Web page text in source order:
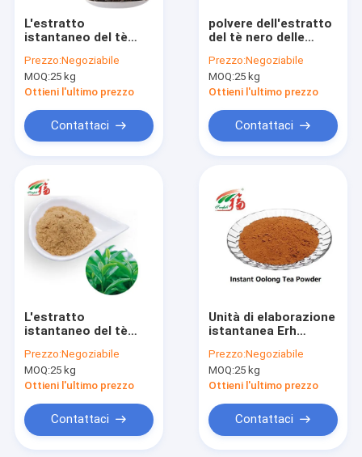
Prodotti
Circa noi
Giro della fabbrica
Richieda una citazione
Estratto di erbe della pianta
L'estratto
istantaneo del tè
elaborazione-Erh
spolverizza i
polifenoli di 20% per
Prezzo:Negoziabile
MOQ:25 kg
Ottieni l'ultimo prezzo
Contattaci
polvere dell'estratto
del tè nero delle
20% per
l'abbassamento della
lipemia
Prezzo:Negoziabile
MOQ:25 kg
Ottieni l'ultimo prezzo
Contattaci
L'estratto
istantaneo del tè
Oolong spolverizza i
polifenoli di 20% per
la bevanda
Prezzo:Negoziabile
MOQ:25 kg
Ottieni l'ultimo prezzo
Contattaci
Unità di elaborazione
istantanea Erh
del tè di Oolong dei
polifenoli di 20%
Prezzo:Negoziabile
MOQ:25 kg
Ottieni l'ultimo prezzo
Contattaci